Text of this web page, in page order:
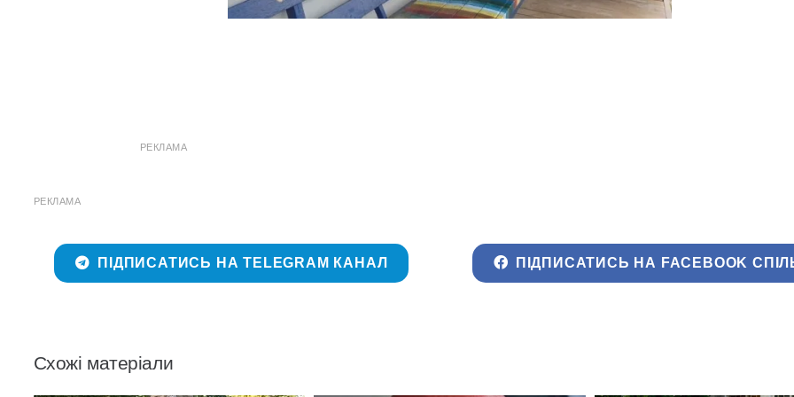
РЕКЛАМА
РЕКЛАМА
ПІДПИСАТИСЬ НА TELEGRAM КАНАЛ ПІДПИСАТИСЬ НА FACEBOOK
Схожі матеріали